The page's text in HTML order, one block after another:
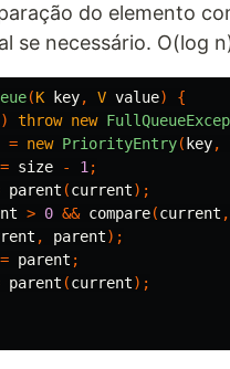
do elemento
se necessário. O(log
(K key, V value)
{
throw new
= new PriorityEntry( key,
= size - 1 ;
parent (current);
> 0 && compare(current ,
, parent);
= parent ;
parent (current);